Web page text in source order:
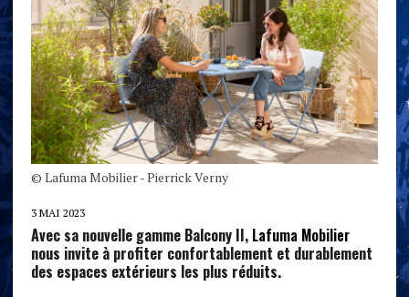
© Lafuma Mobilier - Pierrick Verny
3 MAI 2023
Avec sa nouvelle gamme Balcony II, Lafuma Mobilier
nous invite à profiter confortablement et durablement
des espaces extérieurs les plus réduits.